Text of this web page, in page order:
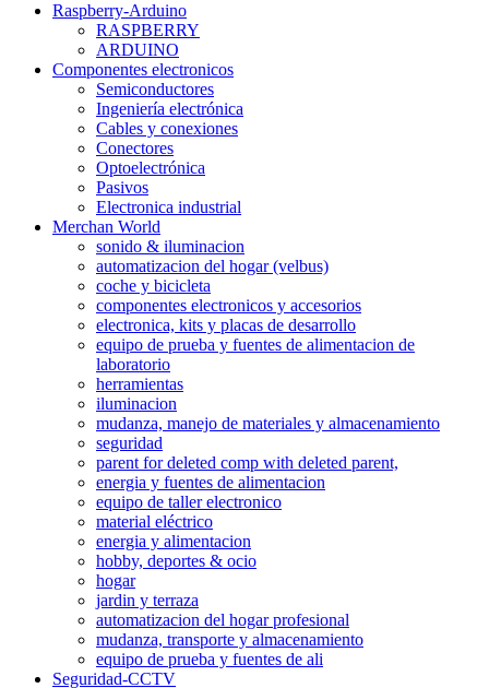
Raspberry-Arduino
RASPBERRY
ARDUINO
Componentes electronicos
Semiconductores
Ingeniería electrónica
Cables y conexiones
Conectores
Optoelectrónica
Pasivos
Electronica industrial
Merchan World
sonido & iluminacion
automatizacion del hogar (velbus)
coche y bicicleta
componentes electronicos y accesorios
electronica, kits y placas de desarrollo
equipo de prueba y fuentes de alimentacion de
laboratorio
herramientas
iluminacion
mudanza, manejo de materiales y almacenamiento
seguridad
parent for deleted comp with deleted parent,
energia y fuentes de alimentacion
equipo de taller electronico
material eléctrico
energia y alimentacion
hobby, deportes & ocio
hogar
jardin y terraza
automatizacion del hogar profesional
mudanza, transporte y almacenamiento
equipo de prueba y fuentes de ali
Seguridad-CCTV